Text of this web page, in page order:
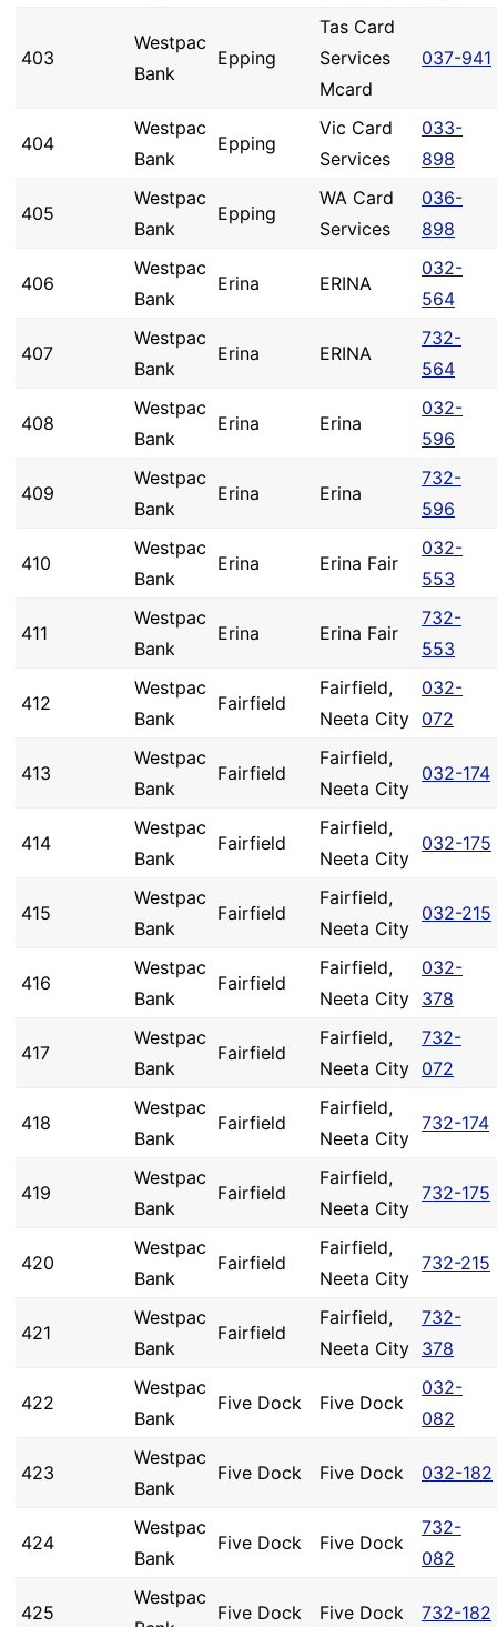
403
Westpac
Bank
Epping
Tas Card
Services
Mcard
037-941
404
Westpac
Bank
Epping
Vic Card
Services
033-
898
405
Westpac
Bank
Epping
WA Card
Services
036-
898
406
Westpac
Bank
Erina ERINA
032-
564
407
Westpac
Bank
Erina ERINA
732-
564
408
Westpac
Bank
Erina Erina
032-
596
409
Westpac
Bank
Erina Erina
732-
596
410
Westpac
Bank
Erina Erina Fair
032-
553
411
Westpac
Bank
Erina Erina Fair
732-
553
412
Westpac
Bank
Fairfield
Fairfield,
Neeta City
032-
072
413
Westpac
Bank
Fairfield
Fairfield,
Neeta City
032-174
414
Westpac
Bank
Fairfield
Fairfield,
Neeta City
032-175
415
Westpac
Bank
Fairfield
Fairfield,
Neeta City
032-215
416
Westpac
Bank
Fairfield
Fairfield,
Neeta City
032-
378
417
Westpac
Bank
Fairfield
Fairfield,
Neeta City
732-
072
418
Westpac
Bank
Fairfield
Fairfield,
Neeta City
732-174
419
Westpac
Bank
Fairfield
Fairfield,
Neeta City
732-175
420
Westpac
Bank
Fairfield
Fairfield,
Neeta City
732-215
421
Westpac
Bank
Fairfield
Fairfield,
Neeta City
732-
378
422
Westpac
Bank
Five Dock Five Dock
032-
082
423
Westpac
Bank
Five Dock Five Dock 032-182
424
Westpac
Bank
Five Dock Five Dock
732-
082
425
Westpac
Five Dock Five Dock 732-182